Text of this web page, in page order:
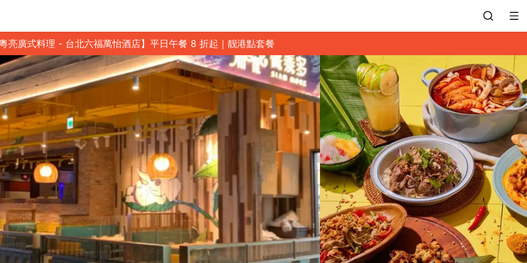
訂位紀錄
餐廳客服
常見問題
EZTABLE 禮物卡
餐廳合作
亮廣式料理 - 台北六福萬怡酒店】平日午餐 8 折起｜靓港點套餐